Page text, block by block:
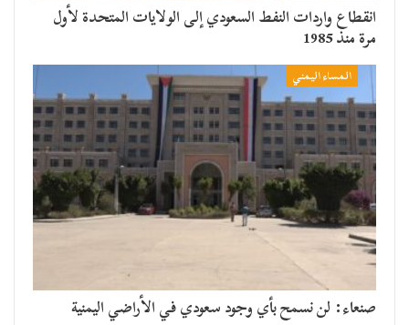
انقطاع واردات النفط السعودي إلى الولايات المتحدة لأول
مرة منذ 1985
المساء اليمني
صنعاء: لن نسمح بأي وجود سعودي في الأراضي اليمنية